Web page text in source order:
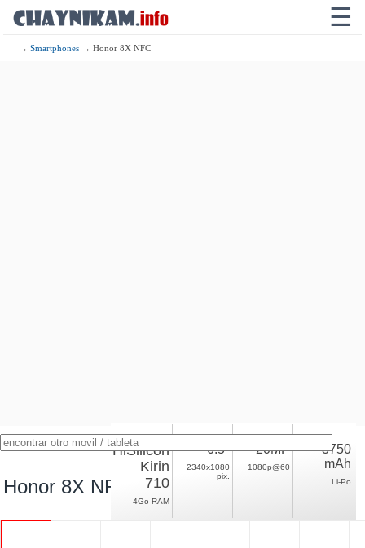
☰
→Smartphones → Honor 8X NFC
Honor 8X NFC
HiSilicon
Kirin
710
4Go RAM
6.5"
2340x1080
pix.
20MP
1080p@60
3750
mAh
Li-Po